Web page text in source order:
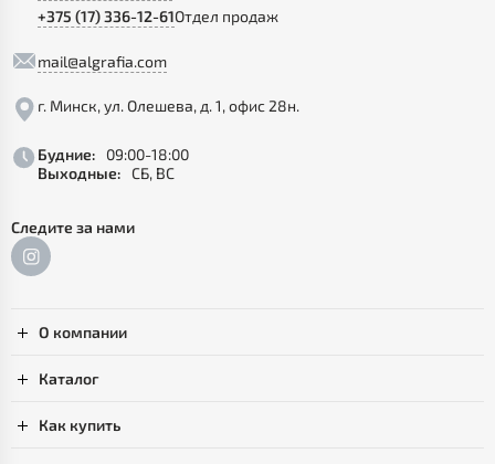
+375 (17) 336-12-61Отдел продаж
mail@algrafia.com
г. Минск, ул. Олешева, д. 1, офис 28н.
Будние:
09:00-18:00
Выходные: СБ, ВС
Следите за нами
О компании
Каталог
Как купить